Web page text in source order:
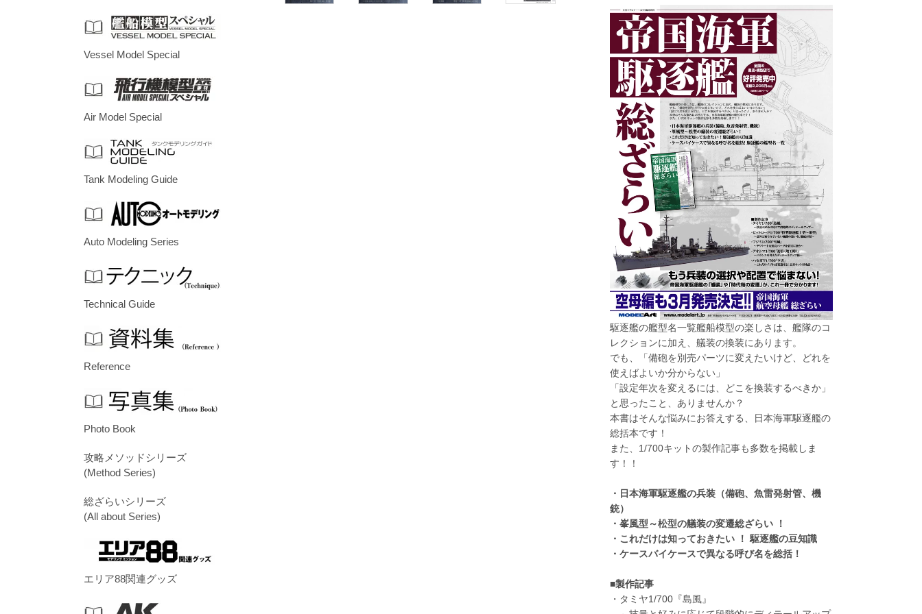
駆逐艦の艦型名一覧艦船模型の楽しさは、艦隊のコ
レクションに加え、艤装の換装にあります。
でも、「備砲を別売パーツに変えたいけど、どれを
使えばよいか分からない」
「設定年次を変えるには、どこを換装するべきか」
と思ったこと、ありませんか？
本書はそんな悩みにお答えする、日本海軍駆逐艦の
総括本です！
また、1/700キットの製作記事も多数を掲載しま
す！！
・日本海軍駆逐艦の兵装（備砲、魚雷発射管、機
銃）
・峯風型～松型の艤装の変遷総ざらい ！
・これだけは知っておきたい ！ 駆逐艦の豆知識
・ケースバイケースで異なる呼び名を総括！
■製作記事
・タミヤ1/700『島風』
Vessel Model Special
Air Model Special
Tank Modeling Guide
Auto Modeling Series
Technical Guide
Reference
Photo Book
攻略メソッドシリーズ
(Method Series)
総ざらいシリーズ
(All about Series)
エリア88関連グッズ